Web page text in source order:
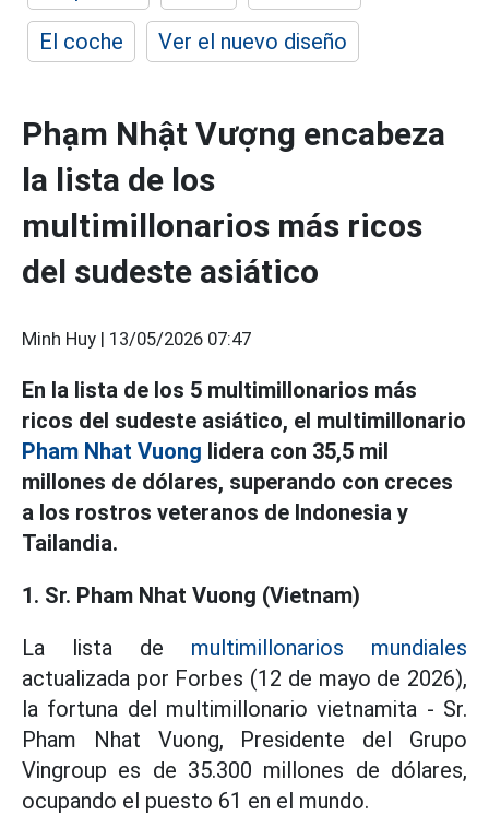
El coche
Ver el nuevo diseño
Phạm Nhật Vượng encabeza
la lista de los
multimillonarios más ricos
del sudeste asiático
Minh Huy | 13/05/2026 07:47
En la lista de los 5 multimillonarios más
ricos del sudeste asiático, el multimillonario
Pham Nhat Vuong lidera con 35,5 mil
millones de dólares, superando con creces
a los rostros veteranos de Indonesia y
Tailandia.
1. Sr. Pham Nhat Vuong (Vietnam)
La lista de multimillonarios mundiales
actualizada por Forbes (12 de mayo de 2026),
la fortuna del multimillonario vietnamita - Sr.
Pham Nhat Vuong, Presidente del Grupo
Vingroup es de 35.300 millones de dólares,
ocupando el puesto 61 en el mundo.